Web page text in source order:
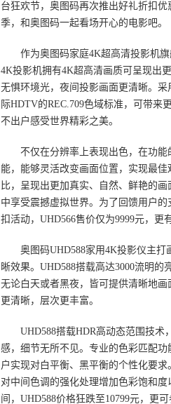
台狂欢节，奥图码再次推出好礼折扣
季，和奥图码一起看场开心的电影吧。
作为奥图码家庭4K超高清投影机旗
4K投影机拥有4K超高清画质可呈现出
无惧环境光，夜间投影画面更清晰。采
际HDTV的REC.709色域标准，可带来
不出户感受世界精彩之美。
不仅在分辨率上表现出色，在功能
能，能够灵活改变画面位置，实现最
比，呈现出更加真实、自然、鲜艳的
中享受震撼虚拟世界。为了回馈用户
扣活动，UHD566售价仅为9999元，更
奥图码UHD588家用4K投影仪主打
晰效果。UHD588搭载高达3000流明的
无论白天或者黑夜，皆可提供清晰地
更清晰，层次更丰富。
UHD588搭载HDR高动态范围技术
感，细节无所不见。专业的色彩匹配
户实现对白平衡、黑平衡的个性化要
对中间色调的强化处理增加色彩饱和
间，UHD588价格狂跌至10799元，更